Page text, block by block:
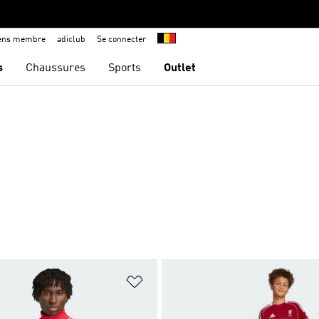
membre adiclub Se connecter
Chaussures Sports Outlet
de produits favoris Ajouter à la Liste de produits